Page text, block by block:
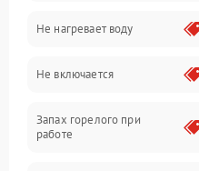
Программное обеспечение
Не нагревает воду
Не включается
Запах горелого при
работе